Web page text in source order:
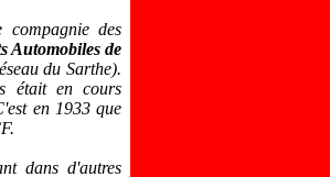
des
Automobiles de
du Sarthe).
était en cours
en 1933 que
dans d'autres